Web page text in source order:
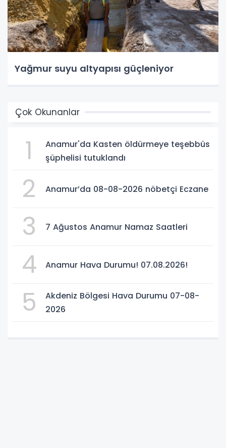
Yağmur suyu altyapısı güçleniyor
Çok Okunanlar
1
Anamur'da Kasten öldürmeye teşebbüs
şüphelisi tutuklandı
2 Anamur’da 08-08-2026 nöbetçi Eczane
3 7 Ağustos Anamur Namaz Saatleri
4 Anamur Hava Durumu! 07.08.2026!
5
Akdeniz Bölgesi Hava Durumu 07-08-
2026